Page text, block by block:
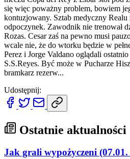
się więc poważny problem, bowiem
kontuzjowany. Sztab medyczny Realu
odpoczynek. Zawodnik nie trenował
Rozas. Cesar zaś na pewno musi
wcale nie, że do wtorku będzie w
Perez i Jorge Valdano oglądali
S.S.Reyes. Być może w Pucharze
bramkarz rezerw...
Udostępnij:
Ostatnie aktualności
Jak grali wypożyczeni (07.01.